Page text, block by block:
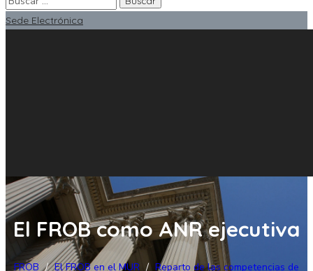
Sede Electrónica
El FROB como ANR ejecutiva
FROB / El FROB en el MUR / Reparto de las competencias de